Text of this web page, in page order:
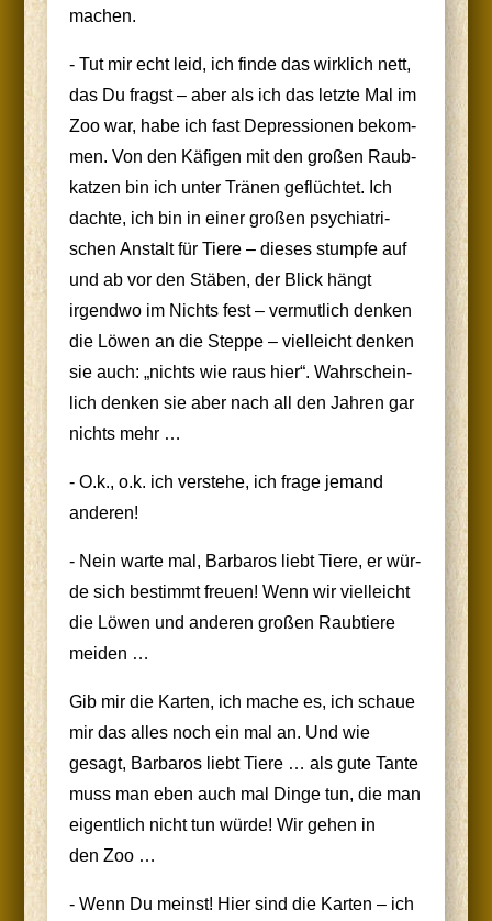
machen.
- Tut mir echt leid, ich fin­de das wirk­lich nett,
das Du fragst – aber als ich das letz­te Mal im
Zoo war, habe ich fast Depres­sio­nen bekom­
men. Von den Käfi­gen mit den gro­ßen Raub­
kat­zen bin ich unter Trä­nen geflüch­tet. Ich
dach­te, ich bin in einer gro­ßen psych­ia­tri­
schen Anstalt für Tie­re – die­ses stump­fe auf
und ab vor den Stä­ben, der Blick hängt
irgend­wo im Nichts fest – ver­mut­lich den­ken
die Löwen an die Step­pe – viel­leicht den­ken
sie auch: „nichts wie raus hier“. Wahr­schein­
lich den­ken sie aber nach all den Jah­ren gar
nichts mehr …
- O.k., o.k. ich ver­ste­he, ich fra­ge jemand
anderen!
- Nein war­te mal, Bar­ba­ros liebt Tie­re, er wür­
de sich bestimmt freu­en! Wenn wir viel­leicht
die Löwen und ande­ren gro­ßen Raub­tie­re
meiden …
Gib mir die Kar­ten, ich mache es, ich schaue
mir das alles noch ein mal an. Und wie
gesagt, Bar­ba­ros liebt Tie­re … als gute Tan­te
muss man eben auch mal Din­ge tun, die man
eigent­lich nicht tun wür­de! Wir gehen in
den Zoo …
- Wenn Du meinst! Hier sind die Kar­ten – ich